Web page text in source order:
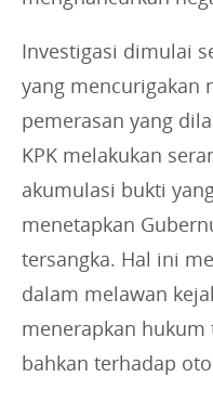
Investigasi dimulai
yang mencurigakan
pemerasan yang
KPK melakukan
akumulasi bukti
menetapkan
tersangka. Hal ini
dalam melawan
menerapkan
bahkan terhadap